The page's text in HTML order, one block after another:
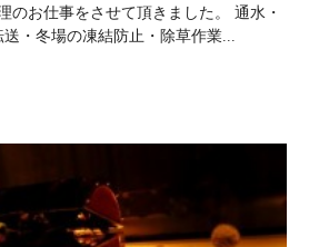
のお仕事をさせて頂きました。 通水・
・冬場の凍結防止・除草作業...